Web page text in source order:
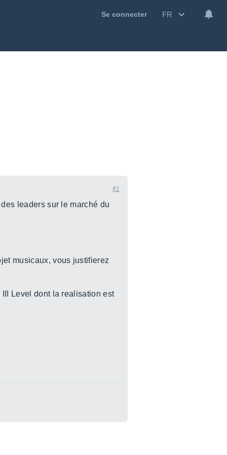
Se connecter FR
#1
leaders sur le marché du
musicaux, vous justifierez
Level dont la realisation est